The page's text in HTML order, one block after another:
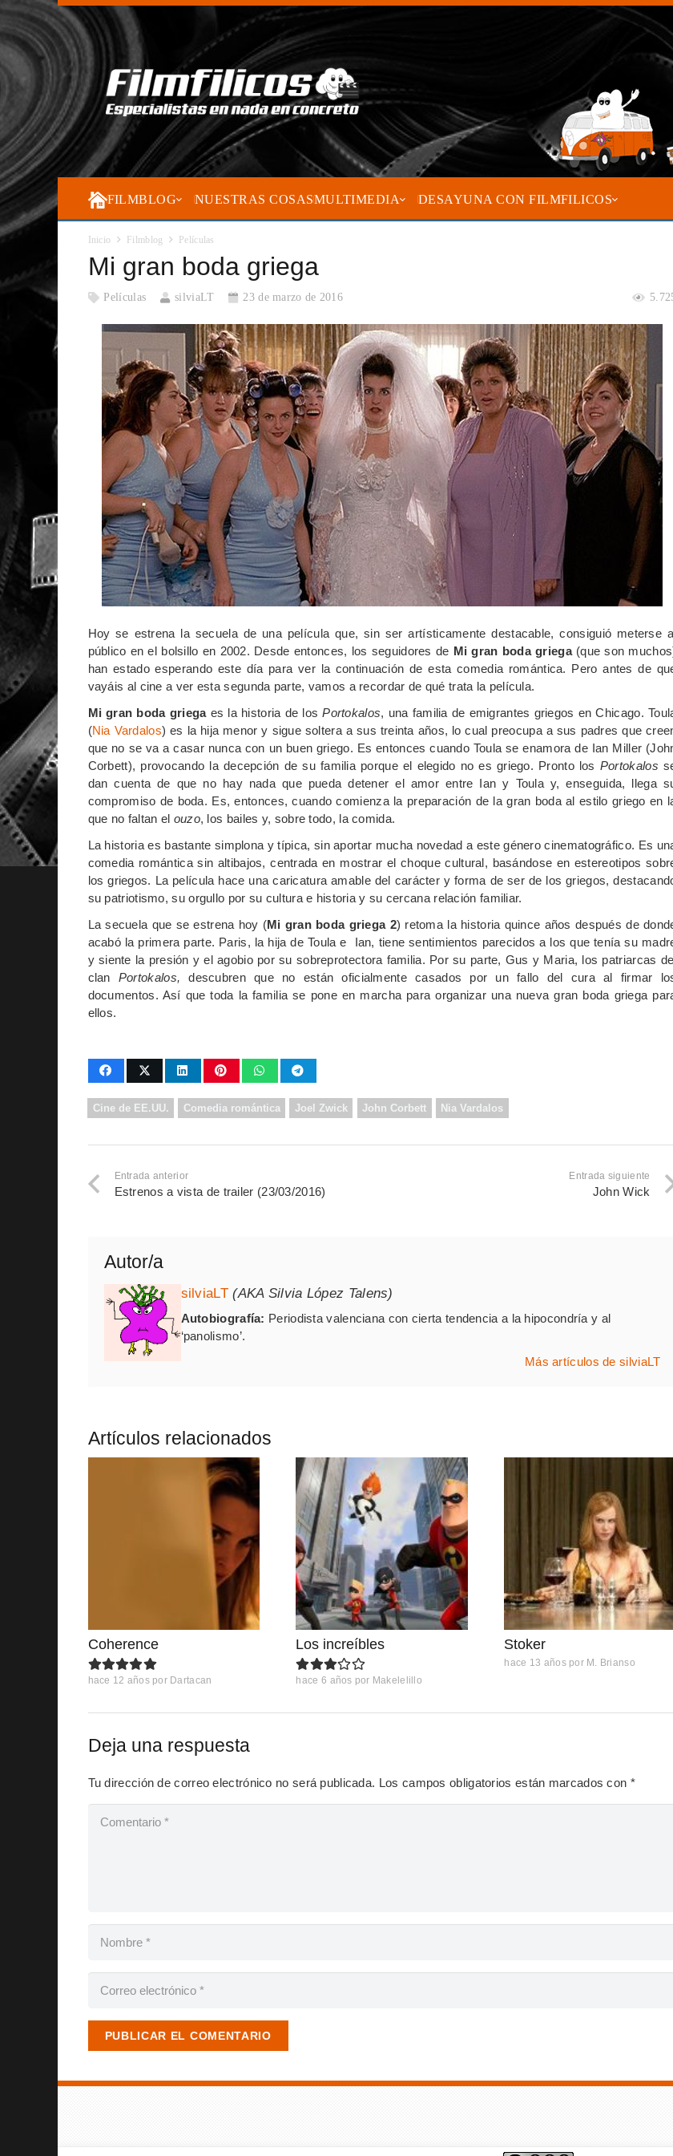
FILMBLOG NUESTRAS COSASMULTIMEDIA DESAYUNA CON FILMFILICOS
Inicio Filmblog Películas
Mi gran boda griega
Películas silviaLT 23 de marzo de 2016
Hoy se estrena la secuela de una película que, sin ser artísticamente destacable, consiguió meterse
público en el bolsillo en 2002. Desde entonces, los seguidores de Mi gran boda griega(que son
han estado esperando este día para ver la continuación de esta comedia romántica. Pero antes de
vayáis al cine a ver esta segunda parte, vamos a recordar de qué trata la película.
Mi gran boda griegaes la historia de losPortokalos, una familia de emigrantes griegos en Chicago.
(Nia Vardalos) es la hija menor y sigue soltera a sus treinta años, lo cual preocupa a sus padres que
que no se va a casar nunca con un buen griego. Es entonces cuando Toula se enamora de Ian Miller
Corbett), provocando la decepción de su familia porque el elegido no es griego. Pronto los Portokalos
dan cuenta de que no hay nada que pueda detener el amor entre Ian y Toula y, enseguida, llega
compromiso de boda. Es, entonces, cuando comienza la preparación de la gran boda al estilo griego en
que no faltan el ouzo, los bailes y, sobre todo, la comida.
La historia es bastante simplona y típica, sin aportar mucha novedad a este género cinematográfico. Es
comedia romántica sin altibajos, centrada en mostrar el choque cultural, basándose en estereotipos
los griegos. La película hace una caricatura amable del carácter y forma de ser de los griegos,
su patriotismo, su orgullo por su cultura e historia y su cercana relación familiar.
La secuela que se estrena hoy (Mi gran boda griega 2) retoma la historia quince años después de
acabó la primera parte. Paris, la hija de Toula e Ian, tiene sentimientos parecidos a los que tenía su
y siente la presión y el agobio por su sobreprotectora familia. Por su parte, Gus y Maria, los patriarcas
clan Portokalos, descubren que no están oficialmente casados por un fallo del cura al firmar
documentos. Así que toda la familia se pone en marcha para organizar una nueva gran boda griega
ellos.
Cine de EE.UU. Comedia romántica Joel Zwick John Corbett Nia Vardalos
Entrada anterior
Estrenos a vista de trailer (23/03/2016)
Entrada siguiente
John Wick
Autor/a
silviaLT (AKA Silvia López Talens)
Autobiografía: Periodista valenciana con cierta tendencia a la hipocondría y al
‘panolismo’.
Más artículos de silviaLT
Artículos relacionados
Coherence
hace 12 años por Dartacan
Los increíbles
hace 6 años por Makelelillo
Stoker
hace 13 años por M. Brianso
Deja una respuesta
Tu dirección de correo electrónico no será publicada. Los campos obligatorios están marcados con *
PUBLICAR EL COMENTARIO